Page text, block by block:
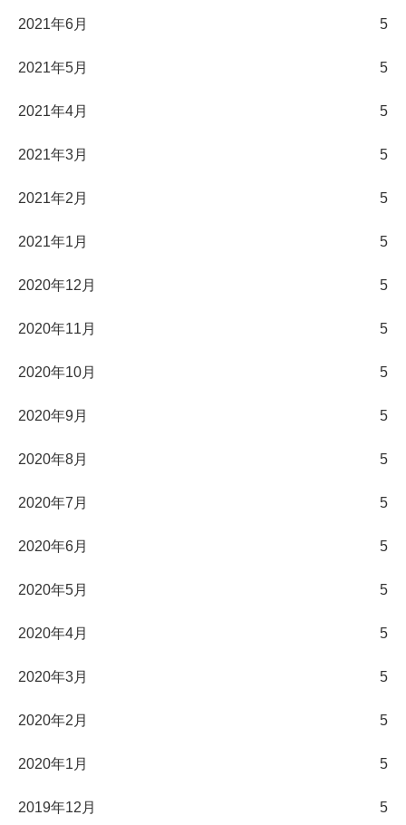
2021年6月 5
2021年5月 5
2021年4月 5
2021年3月 5
2021年2月 5
2021年1月 5
2020年12月 5
2020年11月 5
2020年10月 5
2020年9月 5
2020年8月 5
2020年7月 5
2020年6月 5
2020年5月 5
2020年4月 5
2020年3月 5
2020年2月 5
2020年1月 5
2019年12月 5